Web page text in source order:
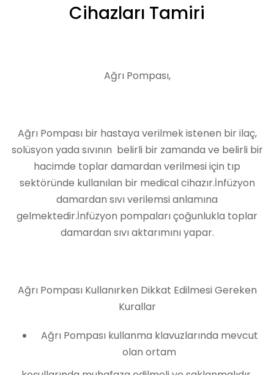
Cihazları Tamiri
Ağrı Pompası,
Ağrı Pompası bir hastaya verilmek istenen bir ilaç,
solüsyon yada sıvının belirli bir zamanda ve belirli bir
hacimde toplar damardan verilmesi için tıp
sektöründe kullanılan bir medical cihazır.İnfüzyon
damardan sıvı verilemsi anlamına
gelmektedir.İnfüzyon pompaları çoğunlukla toplar
damardan sıvı aktarımını yapar.
Ağrı Pompası Kullanırken Dikkat Edilmesi Gereken
Kurallar
Ağrı Pompası kullanma klavuzlarında mevcut
olan ortam